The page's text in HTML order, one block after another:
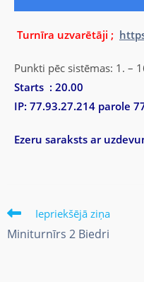
Turnīra uzvarētāji ;
Punkti pēc sistēmas: 1. –
Starts : 20.00
IP: 77.93.27.214 parole
Ezeru saraksts ar
Iepriekšējā ziņa
Miniturnīrs 2 Biedri